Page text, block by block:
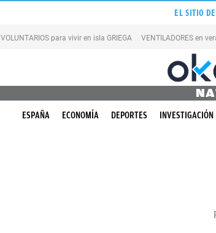
EL SITIO
VOLUNTARIOS para vivir en isla GRIEGA VENTILADORES en
ESPAÑA ECONOMÍA DEPORTES INVESTIGACIÓN